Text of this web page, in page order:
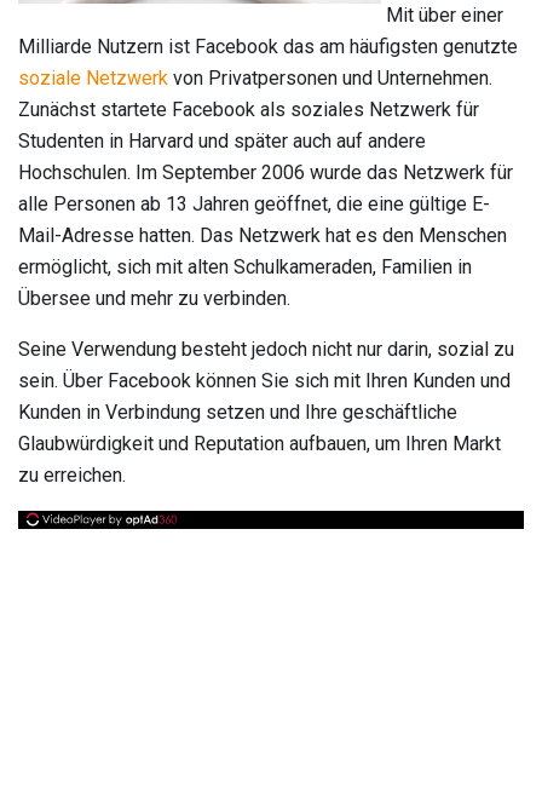
Mit über einer
Milliarde Nutzern ist Facebook das am häufigsten genutzte
soziale Netzwerk von Privatpersonen und Unternehmen.
Zunächst startete Facebook als soziales Netzwerk für
Studenten in Harvard und später auch auf andere
Hochschulen. Im September 2006 wurde das Netzwerk für
alle Personen ab 13 Jahren geöffnet, die eine gültige E-
Mail-Adresse hatten. Das Netzwerk hat es den Menschen
ermöglicht, sich mit alten Schulkameraden, Familien in
Übersee und mehr zu verbinden.
Seine Verwendung besteht jedoch nicht nur darin, sozial zu
sein. Über Facebook können Sie sich mit Ihren Kunden und
Kunden in Verbindung setzen und Ihre geschäftliche
Glaubwürdigkeit und Reputation aufbauen, um Ihren Markt
zu erreichen.